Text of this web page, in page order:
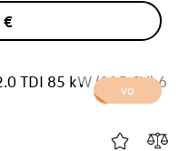
€
VO